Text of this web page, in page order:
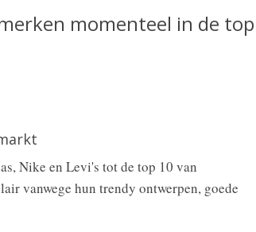
momenteel in de top
Nike en Levi's tot de top 10 van
vanwege hun trendy ontwerpen, goede